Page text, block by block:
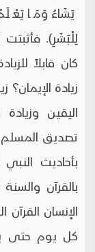
يَشَاءُ وَمَا
لِلْبَشَرِ). فأثبتت
كان قابلاً
زيادة الإيمان؟
اليقين
تصديق المسلم
بأحاديث
بالقرآن
الإنسان القرآن
كل يوم حتى